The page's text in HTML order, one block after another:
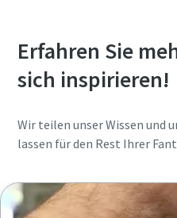
Erfahren Sie
sich inspirieren!
Wir teilen unser Wissen und
lassen für den Rest Ihrer